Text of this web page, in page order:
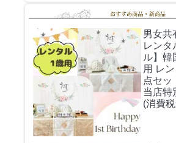
男女共
レンタ
ル】韓
用 レ
点セッ
当店特
(消費